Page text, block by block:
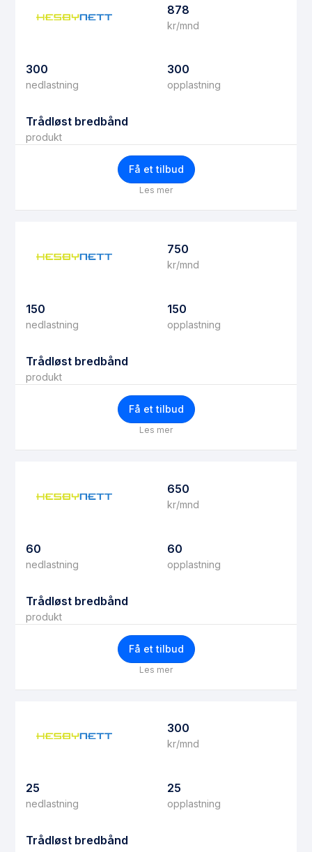
878
kr/mnd
300
nedlastning
300
opplastning
Trådløst bredbånd
produkt
Få et tilbud
Les mer
750
kr/mnd
150
nedlastning
150
opplastning
Trådløst bredbånd
produkt
Få et tilbud
Les mer
650
kr/mnd
60
nedlastning
60
opplastning
Trådløst bredbånd
produkt
Få et tilbud
Les mer
300
kr/mnd
25
nedlastning
25
opplastning
Trådløst bredbånd